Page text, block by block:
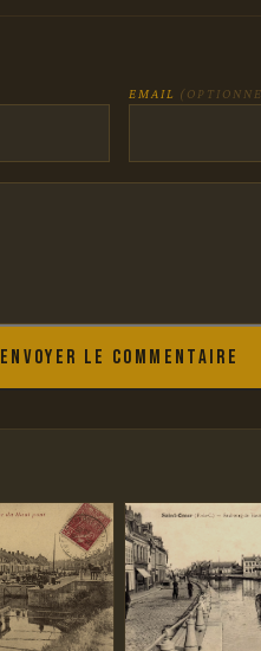
EMAIL
Envoyer le commentaire